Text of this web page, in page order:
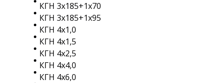
КГН 3х185+1х70
КГН 3х185+1х95
КГН 4х1,0
КГН 4х1,5
КГН 4х2,5
КГН 4х4,0
КГН 4х6,0